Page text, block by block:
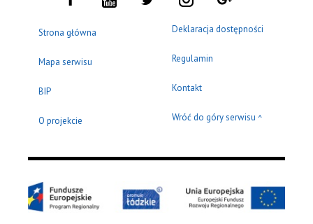
Strona główna
Mapa serwisu
BIP
O projekcie
Deklaracja dostępności
Regulamin
Kontakt
Wróć do góry serwisu ^